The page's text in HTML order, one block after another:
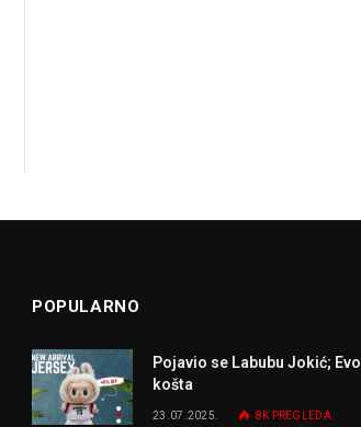
POPULARNO
Pojavio se Labubu Jokić;
košta
23.07.2025. 8K PREGLEDA